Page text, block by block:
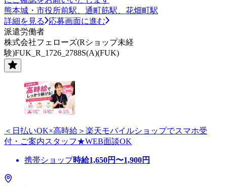
熊本城・市役所前駅、通町筋駅、花畑町駅
詳細を見る
応募画面に進む
派遣労働者
株式会社フェローズ(Rショップ未経
験)FUK_R_1726_2788S(A)(FUK)
＜日払いOK×高時給＞楽天モバイルショップでスマホ受
付・ご案内スタッフ★WEB面談OK
携帯ショップ時給1,650円〜1,900円